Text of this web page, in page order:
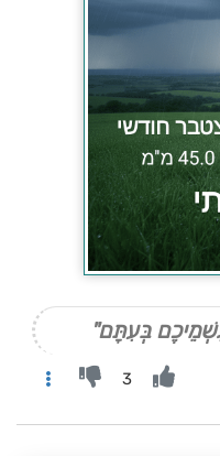
בְּעִתָּם"
3